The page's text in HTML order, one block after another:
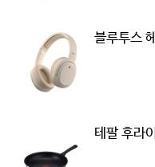
블루투스
테팔 후라